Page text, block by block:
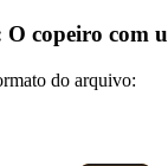
copeiro com
do arquivo: